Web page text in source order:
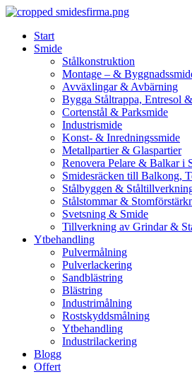
Skip
contentStart
Smide
Stålkonstruktion
Montage – &
Avväxlingar & Avbärning
Bygga Ståltrappa, Entresol
Cortenstål & Parksmide
Industrismide
Konst- & Inredningssmide
Metallpartier & Glaspartier
Renovera Pelare & Balkar i
Smidesräcken till Balkong,
Stålbyggen &
Stålstommar &
Svetsning & Smide
Tillverkning av Grindar &
Ytbehandling
Pulvermålning
Pulverlackering
Sandblästring
Blästring
Industrimålning
Rostskyddsmålning
Ytbehandling
Industrilackering
Blogg
Offert